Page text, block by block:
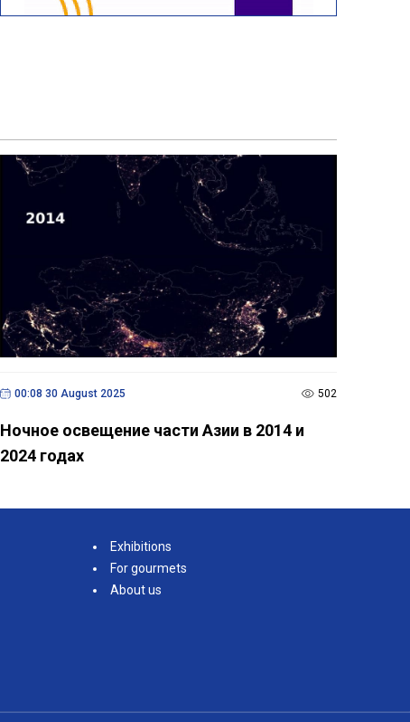
00:08 30 August 2025 502
Ночное освещение части Азии в 2014 и
2024 годах
Exhibitions
For gourmets
About us